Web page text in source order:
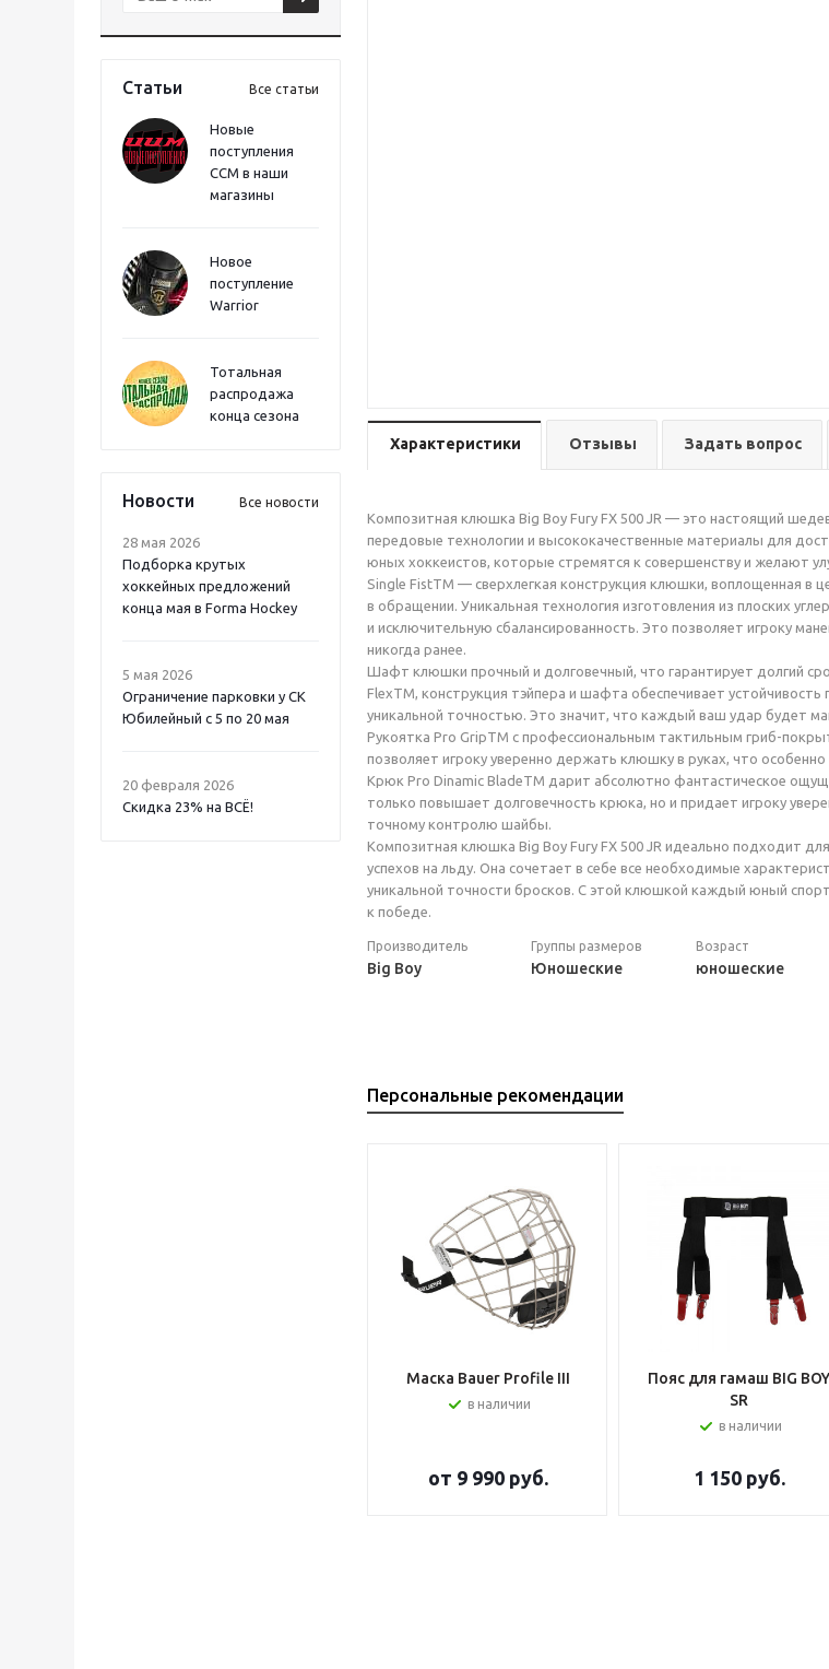
Статьи Все статьи
Новые
поступления
CCM в наши
магазины
Новое
поступление
Warrior
Тотальная
распродажа
конца сезона
Новости Все новости
28 мая 2026
Подборка крутых
хоккейных предложений
конца мая в Forma Hockey
5 мая 2026
Ограничение парковки у СК
Юбилейный с 5 по 20 мая
20 февраля 2026
Скидка 23% на ВСË!
Характеристики Отзывы Задать вопрос
Композитная клюшка Big Boy Fury FX 500 JR — это настоящий
передовые технологии и высококачественные материалы для
юных хоккеистов, которые стремятся к совершенству и желают
Single FistTM — сверхлегкая конструкция клюшки, воплощенная в
в обращении. Уникальная технология изготовления из плоских
и исключительную сбалансированность. Это позволяет игроку
никогда ранее.
Шафт клюшки прочный и долговечный, что гарантирует долгий
FlexTM, конструкция тэйпера и шафта обеспечивает
уникальной точностью. Это значит, что каждый ваш удар будет
Рукоятка Pro GripTM с профессиональным тактильным гриб-
позволяет игроку уверенно держать клюшку в руках, что
Крюк Pro Dinamic BladeTM дарит абсолютно фантастическое
только повышает долговечность крюка, но и придает игроку
точному контролю шайбы.
Композитная клюшка Big Boy Fury FX 500 JR идеально подходит
успехов на льду. Она сочетает в себе все необходимые
уникальной точности бросков. С этой клюшкой каждый юный
к победе.
Производитель
Big Boy
Группы размеров
Юношеские
Возраст
юношеские
Персональные рекомендации
Маска Bauer Profile III
в наличии
от 9 990 руб.
Пояс для гамаш BIG BOY
SR
в наличии
1 150руб.